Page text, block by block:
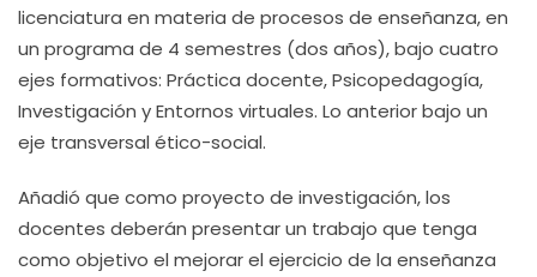
licenciatura en materia de procesos de enseñanza, en
un programa de 4 semestres (dos años), bajo cuatro
ejes formativos: Práctica docente, Psicopedagogía,
Investigación y Entornos virtuales. Lo anterior bajo un
eje transversal ético-social.
Añadió que como proyecto de investigación, los
docentes deberán presentar un trabajo que tenga
como objetivo el mejorar el ejercicio de la enseñanza